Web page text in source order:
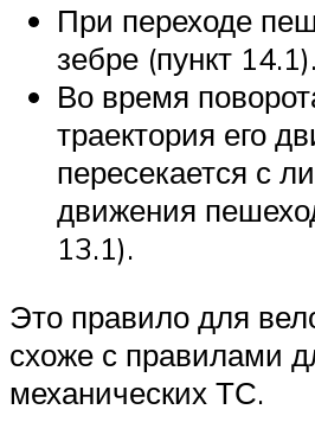
При переходе
зебре (пункт 14.1).
Во время
траектория его
пересекается с
движения
13.1).
Это правило для
схоже с правилами
механических ТС.